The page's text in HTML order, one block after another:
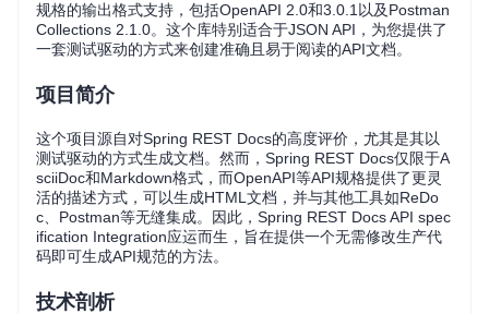
规格的输出格式支持，包括OpenAPI 2.0和3.0.1以及Postman
Collections 2.1.0。这个库特别适合于JSON API，为您提供了
一套测试驱动的方式来创建准确且易于阅读的API文档。
项目简介
这个项目源自对Spring REST Docs的高度评价，尤其是其以
测试驱动的方式生成文档。然而，Spring REST Docs仅限于A
sciiDoc和Markdown格式，而OpenAPI等API规格提供了更灵
活的描述方式，可以生成HTML文档，并与其他工具如ReDo
c、Postman等无缝集成。因此，Spring REST Docs API spec
ification Integration应运而生，旨在提供一个无需修改生产代
码即可生成API规范的方法。
技术剖析